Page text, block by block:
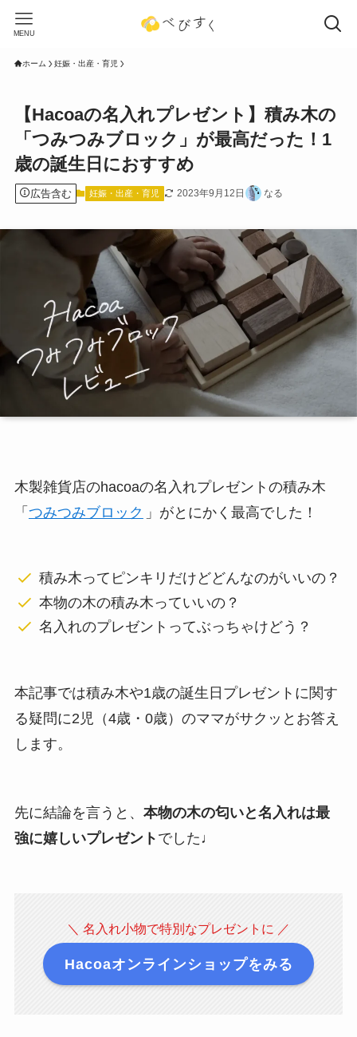
MENU
ホーム 妊娠・出産・育児
【Hacoaの名入れプレゼント】積み木の
「つみつみブロック」が最高だった！1
歳の誕生日におすすめ
広告含む 妊娠・出産・育児 2023年9月12日 なる
木製雑貨店のhacoaの名入れプレゼントの積み木
「 つみつみブロック 」がとにかく最高でした！
積み木ってピンキリだけどどんなのがいいの？
本物の木の積み木っていいの？
名入れのプレゼントってぶっちゃけどう？
本記事では積み木や1歳の誕生日プレゼントに関す
る疑問に2児（4歳・0歳）のママがサクッとお答え
します。
先に結論を言うと、 本物の木の匂いと名入れは最
強に嬉しいプレゼント でした♩
＼ 名入れ小物で特別なプレゼントに ／
Hacoaオンラインショップをみる